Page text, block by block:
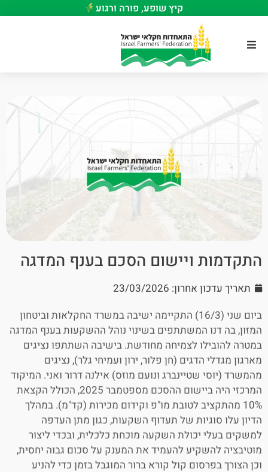
קיץ שופע, פורה ורגוע
התקדמות ויישום הסכם בענף המדגה
תאריך עדכון אחרון: 23/03/2026
ביום שני (16/3) התקיימה ישיבה במשרד החקלאות וביטחון
המזון, בה דנו המשתתפים בשינוי נוהל ההשקעות בענף המדגה
במטרה להובילו לצמיחה מחודשת. בישיבה השתתפו נציגים
מארגון מגדלי הדגים (חן פלור, ירון ועמיחי גלר), נציגים
מהמשרד (יוסי שטיינברג ונועם מוזס) אילנה דרור ואני. המיקוד
המרכזי היה ביישום ההסכם מספטמבר 2025, הכולל הקצאת
10% מהתקציב לטובת מו"פ וקידום מכירות (קד"מ). במהלך
הדיון עלו סוגיות של תעדוף השקעות, כגון מתן העדפה
למשקים בעלי יכולת השקעה מוכחת כלכלית, ובכדי ליצור
מוטיבציה להשקיע להעמיד את המענק על סכום גבוה יחסית,
וכן הצורך בפרסום קול קורא ברור המוגבל בזמן כדי להניע